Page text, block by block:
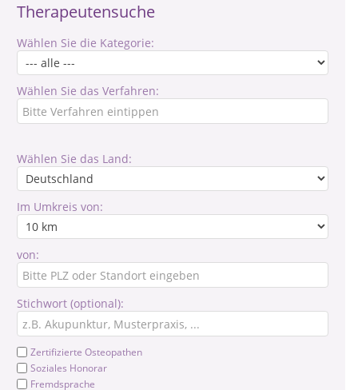
Therapeutensuche
Wählen Sie die Kategorie:
Wählen Sie das Verfahren:
Wählen Sie das Land:
Im Umkreis von:
von:
Stichwort (optional):
Zertifizierte Osteopathen
Soziales Honorar
Fremdsprache